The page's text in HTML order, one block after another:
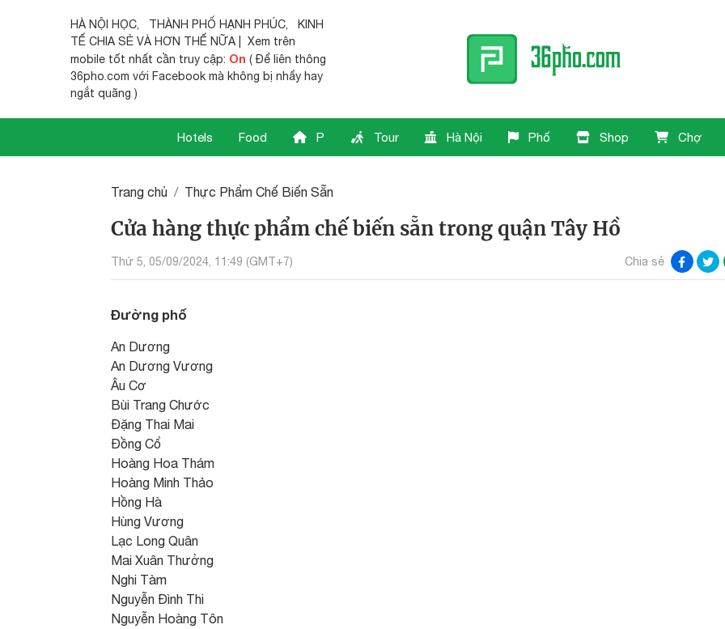
HÀ NỘI HỌC, THÀNH PHỐ HẠNH PHÚC,
KINH
TẾ CHIA SẺ VÀ HƠN THẾ NỮA | Xem trên
mobile tốt nhất cần truy cập: On ( Để liên thông
36pho.com với Facebook mà không bị nhẩy hay
ngắt quãng )
Hotels Food P Tour Hà Nội Phố Shop Chợ
Trang chủ Thực Phẩm Chế Biến Sẵn
Cửa hàng thực phẩm chế biến sẵn trong quận Tây Hồ
Thứ 5, 05/09/2024, 11:49 (GMT+7) Chia sẻ
Đường phố
An Dương
An Dương Vương
Âu Cơ
Bùi Trang Chước
Đặng Thai Mai
Đồng Cổ
Hoàng Hoa Thám
Hoàng Minh Thảo
Hồng Hà
Hùng Vương
Lạc Long Quân
Mai Xuân Thưởng
Nghi Tàm
Nguyễn Đình Thi
Nguyễn Hoàng Tôn